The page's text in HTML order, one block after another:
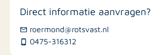
Direct informatie aanvragen?
roermond@rotsvast.nl
0475-316312